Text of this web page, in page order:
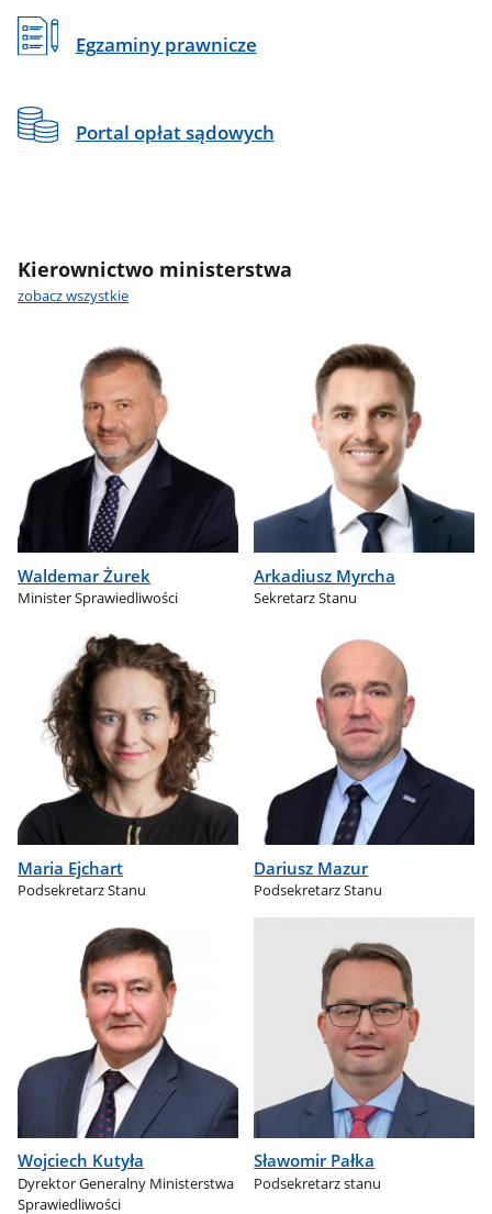
Egzaminy prawnicze
Portal opłat sądowych
Kierownictwo ministerstwa
zobacz wszystkie
Waldemar Żurek
Minister Sprawiedliwości
Arkadiusz Myrcha
Sekretarz Stanu
Maria Ejchart
Podsekretarz Stanu
Dariusz Mazur
Podsekretarz Stanu
Wojciech Kutyła
Dyrektor Generalny Ministerstwa
Sprawiedliwości
Sławomir Pałka
Podsekretarz stanu